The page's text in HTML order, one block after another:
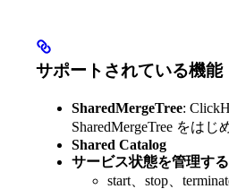
サポートされている機能
SharedMergeTree:
SharedMergeTree をは
Shared Catalog
サービス状態を管理す
start、stop、